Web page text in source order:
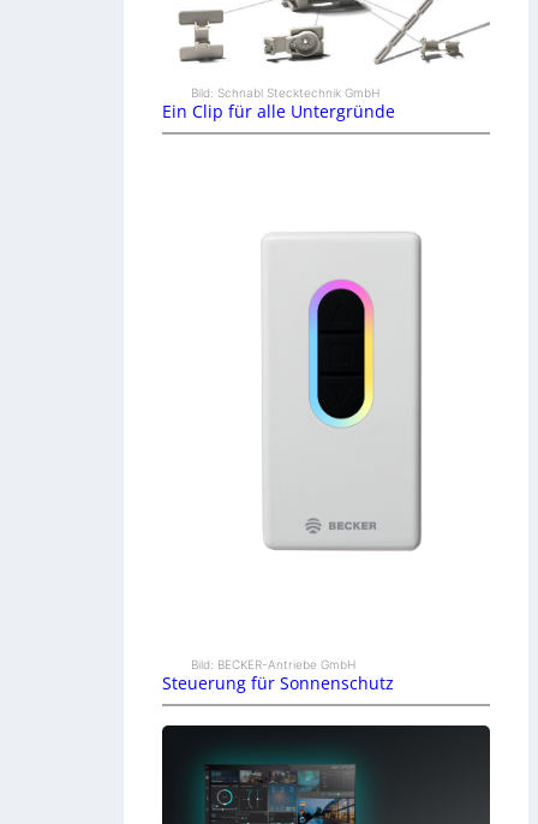
Bild: Schnabl Stecktechnik GmbH
Ein Clip für alle Untergründe
Bild: BECKER-Antriebe GmbH
Steuerung für Sonnenschutz